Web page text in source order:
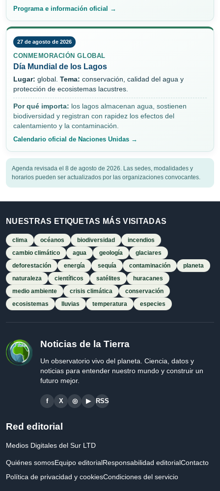
Programa e información oficial →
27 de agosto de 2026
CONMEMORACIÓN GLOBAL
Día Mundial de los Lagos
Lugar: global. Tema: conservación, calidad del agua y
protección de ecosistemas lacustres.
Por qué importa: los lagos almacenan agua, sostienen
biodiversidad y registran con rapidez los efectos del
calentamiento y la contaminación.
Calendario oficial de Naciones Unidas →
Agenda revisada el 8 de agosto de 2026. Las sedes, modalidades y
horarios pueden ser actualizados por las organizaciones convocantes.
NUESTRAS ETIQUETAS MÁS VISITADAS
clima océanos biodiversidad
incendios
cambio climático
agua geología
glaciares
deforestación
energía sequía contaminación
planeta
naturaleza
científicos satélites
huracanes
medio ambiente
crisis climática
conservación
ecosistemas
lluvias temperatura especies
Noticias de la Tierra
Un observatorio vivo del planeta. Ciencia, datos y
noticias para entender nuestro mundo y construir un
futuro mejor.
f X ◎ ▶ RSS
Red editorial
Medios Digitales del Sur LTD
Quiénes somosEquipo editorialResponsabilidad editorialContacto
Política de privacidad y cookiesCondiciones del servicio